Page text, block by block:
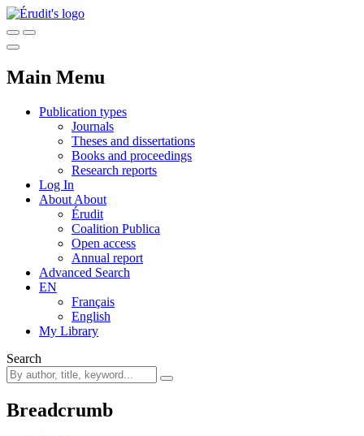
Main Menu
Publication types
Journals
Theses and dissertations
Books and proceedings
Research reports
Log In
About About
Érudit
Coalition Publica
Open access
Annual report
Advanced Search
EN
Français
English
My Library
Search
Breadcrumb